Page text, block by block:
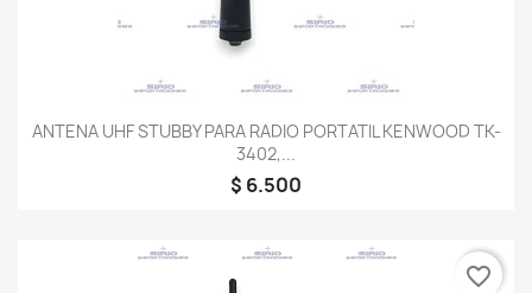
ANTENA UHF STUBBY PARA RADIO PORTATIL KENWOOD TK-
3402,...
$ 6.500
favorite_border